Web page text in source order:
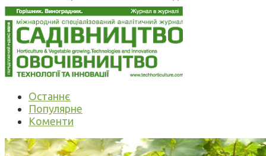
Останнє
Популярне
Коменти